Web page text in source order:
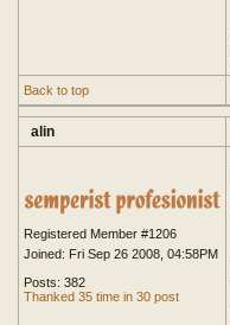
Back to top
alin
Registered Member #1206
Joined: Fri Sep 26 2008, 04:58PM
Posts: 382
Thanked 35 time in 30 post